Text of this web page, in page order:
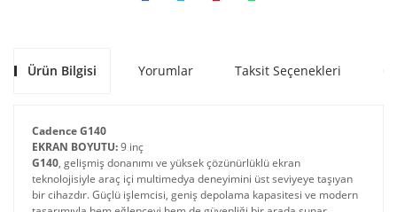
Ürün Bilgisi Yorumlar Taksit Seçenekleri
Cadence G140
EKRAN BOYUTU:9 inç
G140, gelişmiş donanımı ve yüksek çözünürlüklü ekran
teknolojisiyle araç içi multimedya deneyimini üst seviyeye taşıyan
bir cihazdır. Güçlü işlemcisi, geniş depolama kapasitesi ve modern